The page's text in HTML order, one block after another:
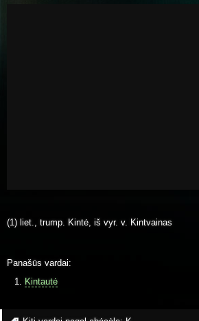
(1) liet., trump. Kintė, iš vyr. v. Kintvainas
Panašūs vardai:
Kintautė